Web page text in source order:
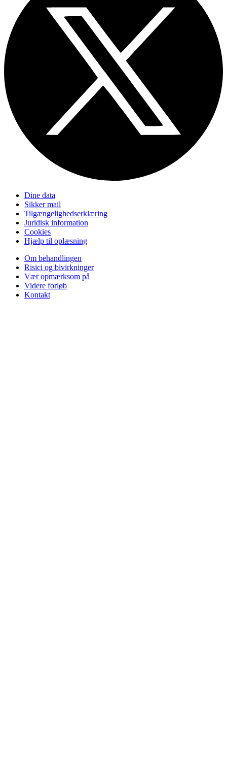
Dine data
Sikker mail
Tilgængelighedserklæring
Juridisk information
Cookies
Hjælp til oplæsning
Om behandlingen
Risici og bivirkninger
Vær opmærksom på
Videre forløb
Kontakt